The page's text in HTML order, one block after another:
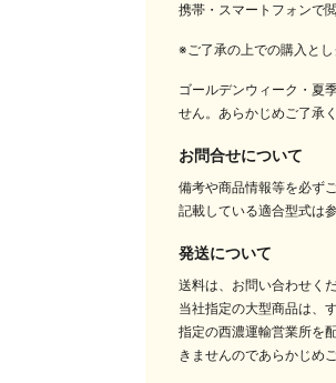
携帯・スマートフォンで
※ご了承の上での購入と
ゴールデンウィーク・夏
せん。あらかじめご了承
お問合せについて
備考や商品情報等を必ず
記載している適合型式は
発送について
送料は、お問い合わせくだ
当社指定の大型商品は、
指定の西濃運輸営業所を
きませんのであらかじめ